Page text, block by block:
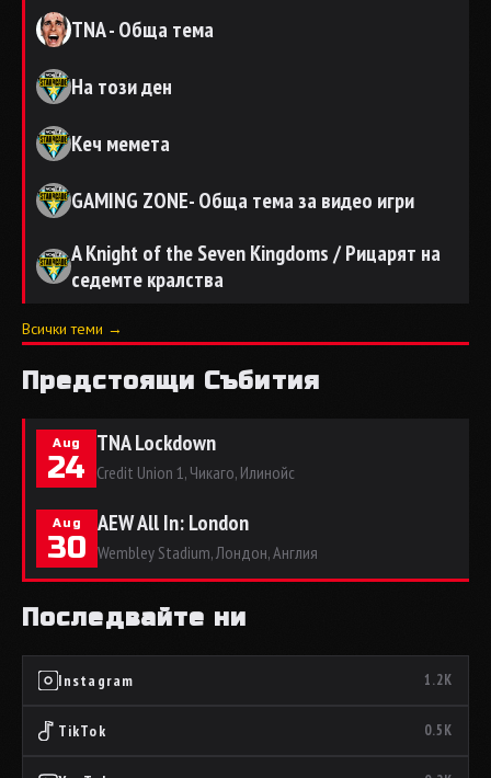
TNA - Обща тема
На този ден
Кеч мемета
GAMING ZONE- Обща тема за видео игри
A Knight of the Seven Kingdoms / Рицарят на
седемте кралства
Всички теми →
Предстоящи Събития
Aug
24
TNA Lockdown
Credit Union 1, Чикаго, Илинойс
Aug
30
AEW All In: London
Wembley Stadium, Лондон, Англия
Последвайте ни
Instagram 1.2K
TikTok 0.5K